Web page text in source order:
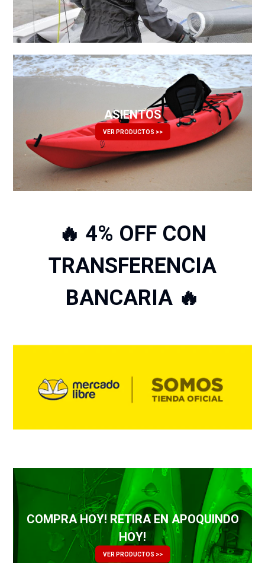
ASIENTOS
VER PRODUCTOS >>
🔥 4% OFF CON
TRANSFERENCIA
BANCARIA 🔥
COMPRA HOY! RETIRA EN APOQUINDO
HOY!
VER PRODUCTOS >>